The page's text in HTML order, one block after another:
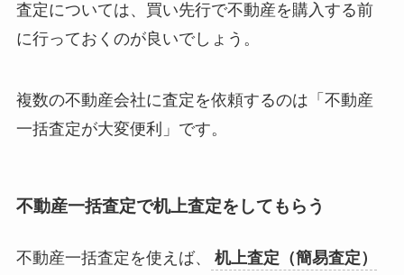
査定については、買い先行で不動産を購入する前
に行っておくのが良いでしょう。
複数の不動産会社に査定を依頼するのは「不動産
一括査定が大変便利」です。
不動産一括査定で机上査定をしてもらう
不動産一括査定を使えば、
机上査定（簡易査定）